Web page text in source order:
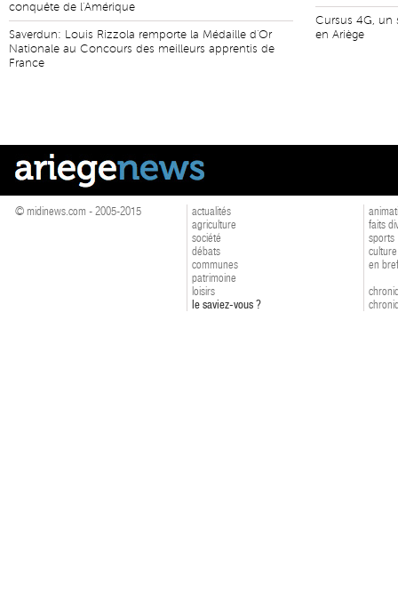
conquête de l'Amérique
Saverdun: Louis Rizzola remporte la Médaille d'Or
Nationale au Concours des meilleurs apprentis de
France
Cursus 4G, un
en Ariège
© midinews.com - 2005-2015
actualités
agriculture
société
débats
communes
patrimoine
loisirs
le saviez-vous ?
faits
sports
culture
en bref